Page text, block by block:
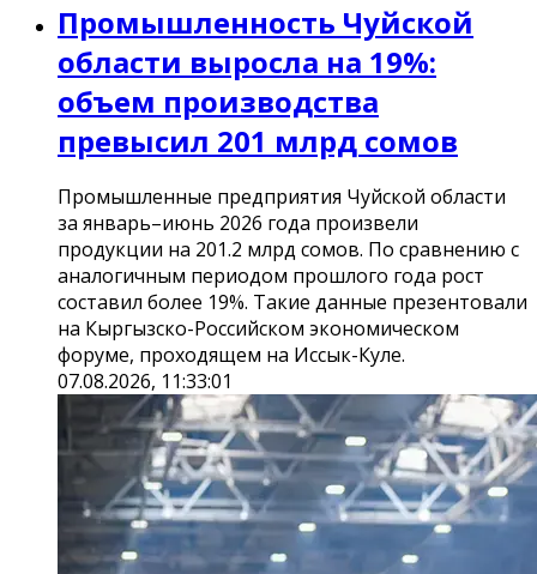
Промышленность Чуйской
области выросла на 19%:
объем производства
превысил 201 млрд сомов
Промышленные предприятия Чуйской области
за январь–июнь 2026 года произвели
продукции на 201.2 млрд сомов. По сравнению с
аналогичным периодом прошлого года рост
составил более 19%. Такие данные презентовали
на Кыргызско-Российском экономическом
форуме, проходящем на Иссык-Куле.
07.08.2026, 11:33:01